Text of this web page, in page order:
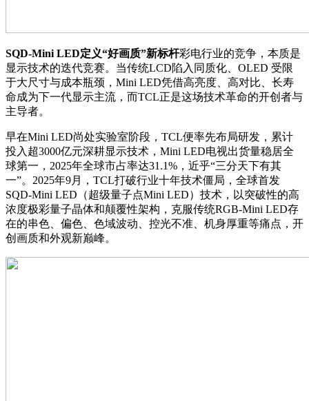
SQD-Mini LED定义“好画质”新标杆彩电行业的竞争，本质是
显示技术的迭代竞赛。当传统LCD陷入同质化、OLED 受限
于大尺寸与成本瓶颈，Mini LED凭借高亮度、高对比、长寿
命成为下一代显示主流，而TCL正是这场技术革命的开创者与
主导者。
早在Mini LED尚处实验室阶段，TCL便率先布局研发，累计
投入超3000亿元深耕显示技术，Mini LED电视出货量稳居全
球第一，2025年全球市占率达31.1%，近乎“三分天下有其
一”。2025年9月，TCL打破行业十年技术僵局，全球首发
SQD-Mini LED（超级量子点Mini LED）技术，以突破性的高
浓度极彩量子晶体和颠覆性架构，克服传统RGB-Mini LED存
在的串色、偏色、色域波动、控光不准、机身厚重等痛点，开
创画质和外观新巅峰。